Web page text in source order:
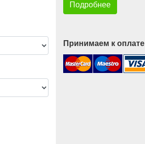
Подробнее
Принимаем к оплате